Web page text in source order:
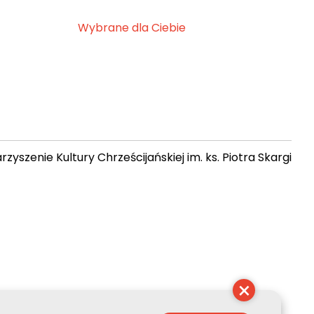
Wybrane dla Ciebie
Kultury Chrześcijańskiej im. ks. Piotra Skargi
×